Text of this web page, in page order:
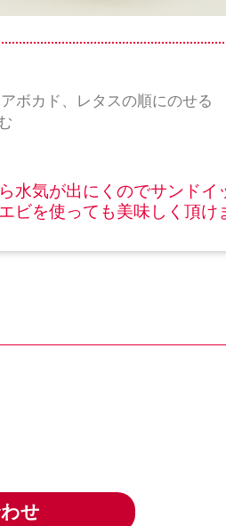
ボカド、レタスの順にのせる
水気が出にくのでサンドイ
ビを使っても美味しく頂け
せ